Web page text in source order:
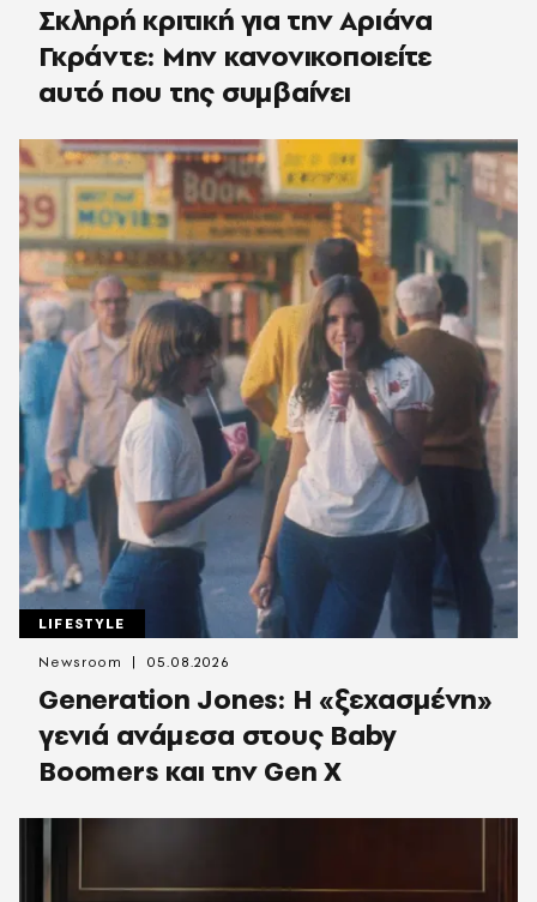
Σκληρή κριτική για την Αριάνα
Γκράντε: Μην κανονικοποιείτε
αυτό που της συμβαίνει
LIFESTYLE
Generation Jones: Η «ξεχασμένη»
γενιά ανάμεσα στους Baby
Boomers και την Gen X
Newsroom 05.08.2026